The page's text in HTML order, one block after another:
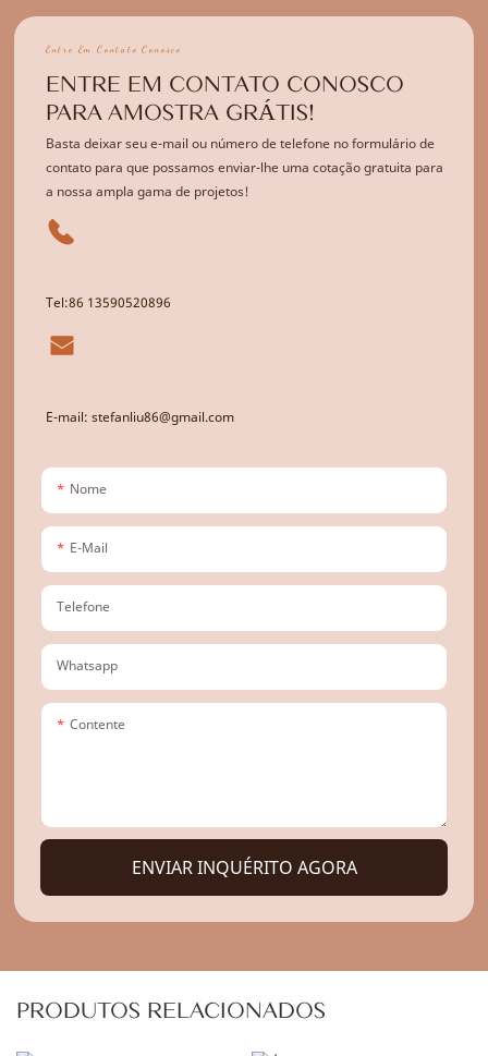
Entre Em Contato Conosco
ENTRE EM CONTATO CONOSCO
PARA AMOSTRA GRÁTIS!
Basta deixar seu e-mail ou número de telefone no formulário de
contato para que possamos enviar-lhe uma cotação gratuita para
a nossa ampla gama de projetos!
Tel:86 13590520896
E-mail: stefanliu86@gmail.com
Nome
E-Mail
Telefone
Whatsapp
Contente
ENVIAR INQUÉRITO AGORA
PRODUTOS RELACIONADOS